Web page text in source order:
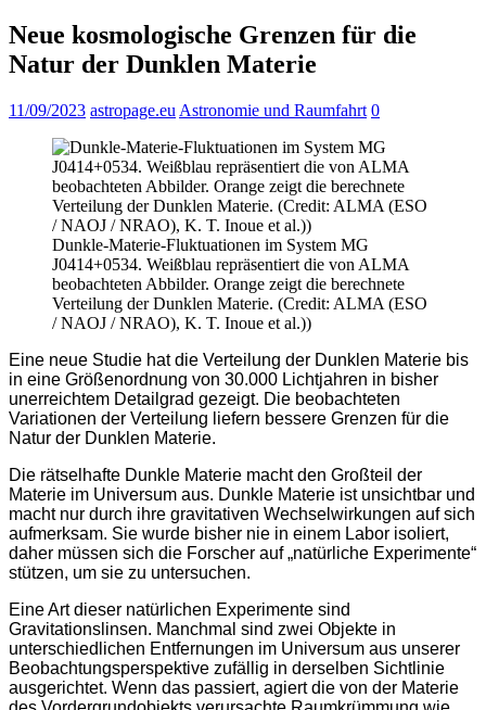
Neue kosmologische Grenzen für die
Natur der Dunklen Materie
11/09/2023 astropage.eu Astronomie und Raumfahrt 0
Dunkle-Materie-Fluktuationen im System MG
J0414+0534. Weißblau repräsentiert die von ALMA
beobachteten Abbilder. Orange zeigt die berechnete
Verteilung der Dunklen Materie. (Credit: ALMA (ESO
/ NAOJ / NRAO), K. T. Inoue et al.))
Eine neue Studie hat die Verteilung der Dunklen Materie bis
in eine Größenordnung von 30.000 Lichtjahren in bisher
unerreichtem Detailgrad gezeigt. Die beobachteten
Variationen der Verteilung liefern bessere Grenzen für die
Natur der Dunklen Materie.
Die rätselhafte Dunkle Materie macht den Großteil der
Materie im Universum aus. Dunkle Materie ist unsichtbar und
macht nur durch ihre gravitativen Wechselwirkungen auf sich
aufmerksam. Sie wurde bisher nie in einem Labor isoliert,
daher müssen sich die Forscher auf „natürliche Experimente“
stützen, um sie zu untersuchen.
Eine Art dieser natürlichen Experimente sind
Gravitationslinsen. Manchmal sind zwei Objekte in
unterschiedlichen Entfernungen im Universum aus unserer
Beobachtungsperspektive zufällig in derselben Sichtlinie
ausgerichtet. Wenn das passiert, agiert die von der Materie